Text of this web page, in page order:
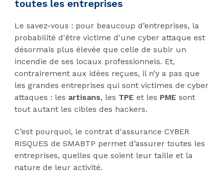
toutes les entreprises
Le savez-vous : pour beaucoup d’entreprises, la
probabilité d'être victime d'une cyber attaque est
désormais plus élevée que celle de subir un
incendie de ses locaux professionnels. Et,
contrairement aux idées reçues, il n’y a pas que
les grandes entreprises qui sont victimes de cyber
attaques : les artisans, les TPE et les PME sont
tout autant les cibles des hackers.
C’est pourquoi, le contrat d'assurance CYBER
RISQUES de SMABTP permet d’assurer toutes les
entreprises, quelles que soient leur taille et la
nature de leur activité.